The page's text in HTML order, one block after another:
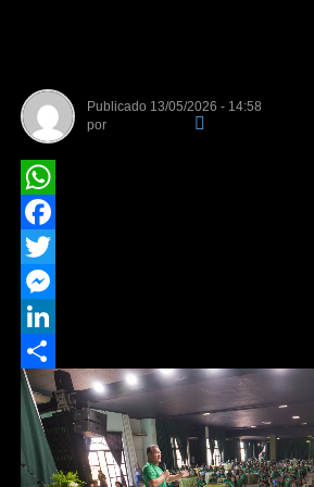
Publicado 13/05/2026 - 14:58
por
WhatsApp
Facebook
Twitter
Messenger
LinkedIn
Share